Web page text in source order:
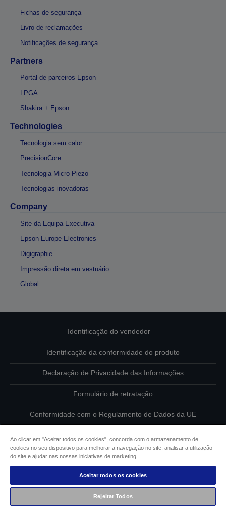
Fichas de segurança
Livro de reclamações
Notificações de segurança
Partners
Portal de parceiros Epson
LPGA
Shakira + Epson
Technologies
Tecnologia sem calor
PrecisionCore
Tecnologia Micro Piezo
Tecnologias inovadoras
Company
Site da Equipa Executiva
Epson Europe Electronics
Digigraphie
Impressão direta em vestuário
Global
Identificação do vendedor
Identificação da conformidade do produto
Declaração de Privacidade das Informações
Formulário de retratação
Conformidade com o Regulamento de Dados da UE
Informações sobre cookies
Compromisso da Epson para com a acessibilidade
Copyright © 2026 Seiko Epson
Ao clicar em "Aceitar todos os cookies", concorda com o armazenamento de
cookies no seu dispositivo para melhorar a navegação no site, analisar a utilização
do site e ajudar nas nossas iniciativas de marketing.
Aceitar todos os cookies
Rejeitar Todos